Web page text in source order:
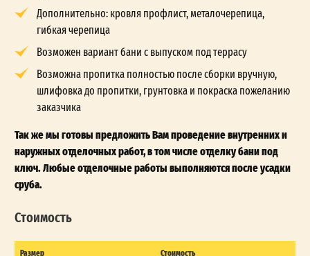
Дополнительно: кровля профлист, металочерепица,
гибкая черепица
Возможен вариант бани с выпуском под террасу
Возможна пропитка полностью после сборки вручную,
шлифовка до пропитки, грунтовка и покраска пожеланию
заказчика
Так же мы готовы предложить Вам проведение внутренних и
наружных отделочных работ, в том числе отделку бани под
ключ. Любые отделочные работы выполняются после усадки
сруба.
Стоимость
Размер Стоимость